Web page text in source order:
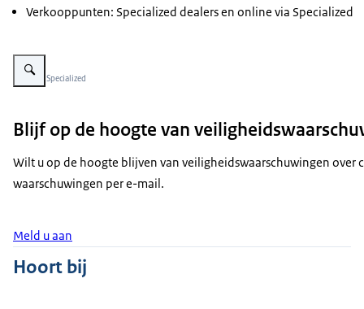
Verkooppunten: Specialized dealers en online via Specialized
Vergroot afbeelding Specialized Turbo Como SL elektrische fiets
Beeld: © Specialized
Blijf op de hoogte van
Wilt u op de hoogte blijven van veiligheidswaarschuwingen
waarschuwingen per e-mail.
Meld u aan
Hoort bij